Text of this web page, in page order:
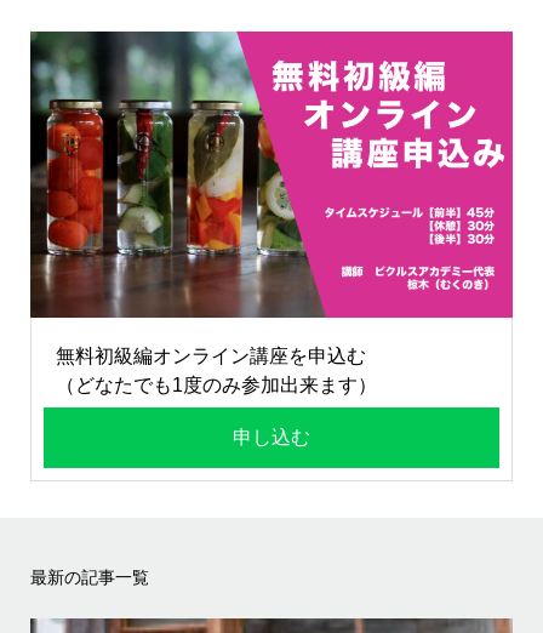
無料初級編オンライン講座を申込む
（どなたでも1度のみ参加出来ます）
申し込む
最新の記事一覧